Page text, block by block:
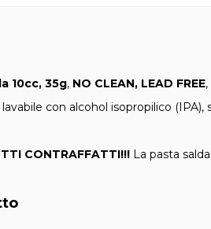
10cc, 35g, NO CLEAN, LEAD FREE
con alcohol isopropilico (IPA),
CONTRAFFATTI!!! La pasta